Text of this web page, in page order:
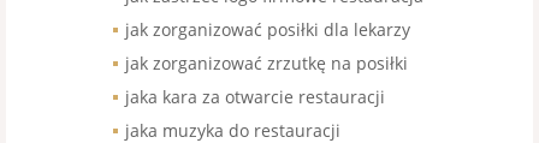
jak zorganizować posiłki dla lekarzy
jak zorganizować zrzutkę na posiłki
jaka kara za otwarcie restauracji
jaka muzyka do restauracji